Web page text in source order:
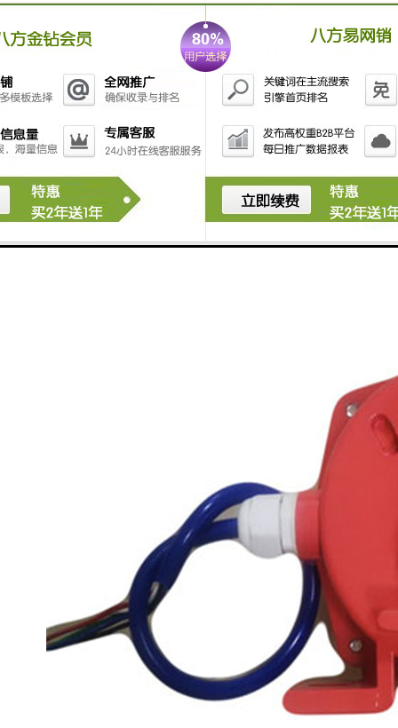
丝碰撞短路。
5、旋开拉线开关的盖子，可以看见那里有一个金属转
轴，它的一端是有洞的。
6、拉线开关的塑料外壳侧面也有一个洞，先将拉线穿过
一端引入转轴，打结，将打结后过长的拉线修短，就可
7、然后旋好拉线开关的盖子，防止触电。